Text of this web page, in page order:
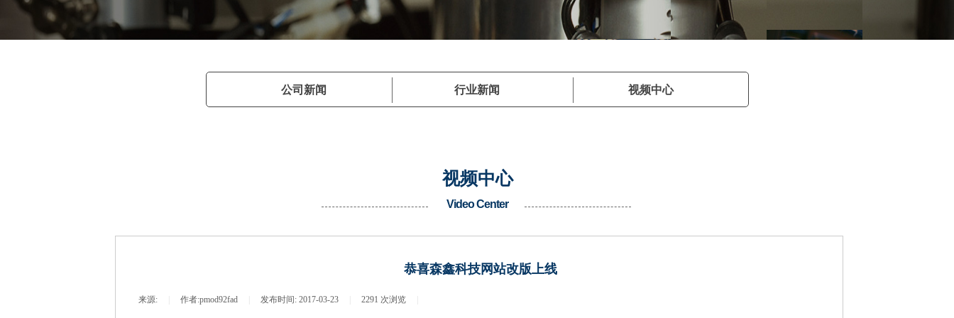
公司新闻 行业新闻 视频中心
视频中心
Video Center
恭喜森鑫科技网站改版上线
来源: 作者:pmod92fad 发布时间: 2017-03-23 2291 次浏览